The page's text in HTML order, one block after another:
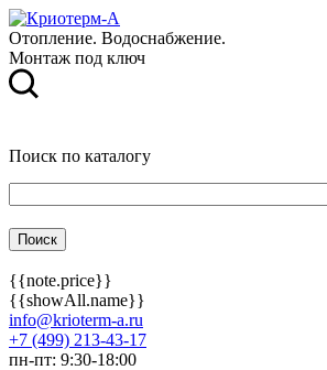
Отопление. Водоснабжение.
Монтаж под ключ
Поиск по каталогу
{{note.price}}
{{showAll.name}}
info@krioterm-a.ru
+7 (499) 213-43-17
пн-пт: 9:30-18:00